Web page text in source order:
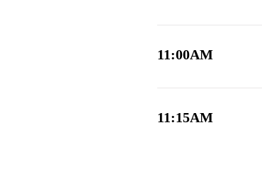
11:00AM
11:15AM